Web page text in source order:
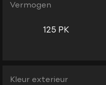
Vermogen
125 PK
Kleur exterieur